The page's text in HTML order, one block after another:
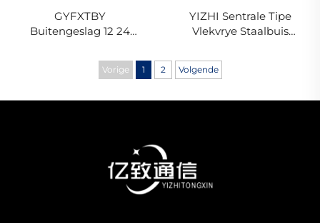
GYFXTBY
Buitengeslag 12 24
Lugkabel Optiese
Vlieskabel
YIZHI Sentrale Tipe
Vlekvrye Staalbuis
Vorige 1 2 Volgende